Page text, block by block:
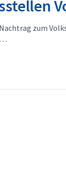
Nachtrag zum